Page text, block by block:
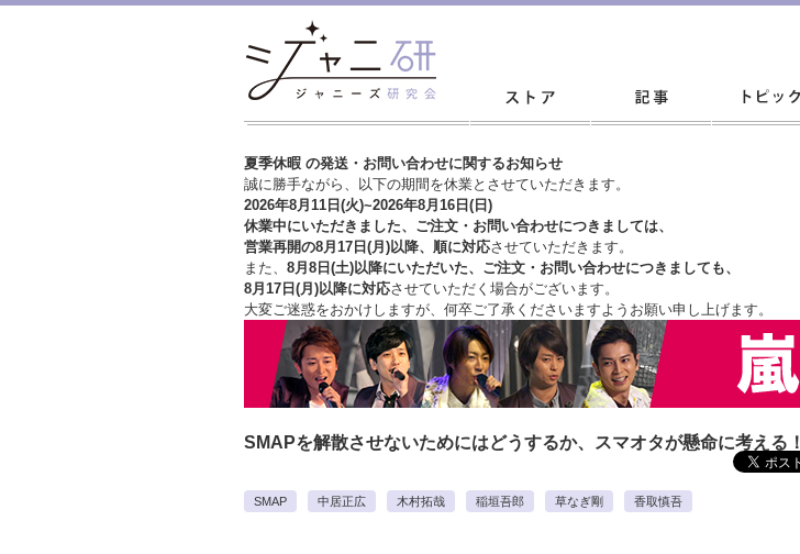
夏季休暇 の発送・お問い合わせに関するお知らせ
誠に勝手ながら、以下の期間を休業とさせていただきます。
2026年8月11日(火)~2026年8月16日(日)
休業中にいただきました、ご注文・お問い合わせにつきましては、
営業再開の8月17日(月)以降、順に対応させていただきます。
また、 8月8日(土)以降にいただいた、ご注文・ お問い合わせにつきましても、
8月17日(月)以降に対応させていただく場合がございます。
大変ご迷惑をおかけしますが、 何卒ご了承くださいますようお願い申し上げます。
SMAPを解散させないためにはどうするか、スマオタが懸命に考える！
SMAP 中居正広 木村拓哉 稲垣吾郎 草なぎ剛 香取慎吾